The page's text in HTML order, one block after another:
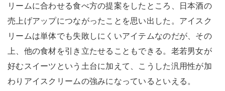
リームに合わせる食べ方の提案をしたところ、日本酒の
売上げアップにつながったことを思い出した。アイスク
リームは単体でも失敗しにくいアイテムなのだが、その
上、他の食材を引き立たせることもできる。老若男女が
好むスイーツという土台に加えて、こうした汎用性が加
わりアイスクリームの強みになっているといえる。